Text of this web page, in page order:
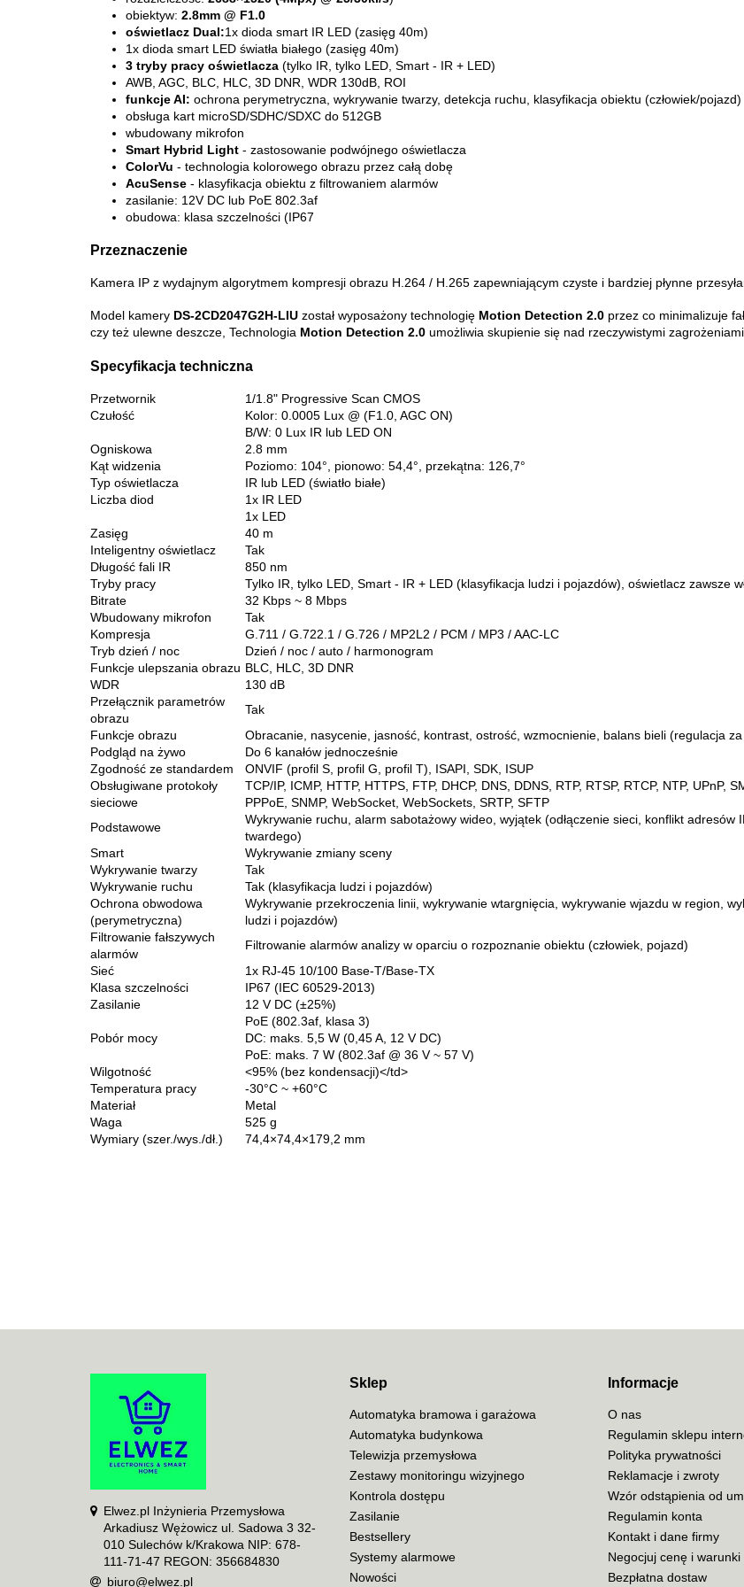
obiektyw: 2.8mm @ F1.0
oświetlacz Dual:1x dioda smart IR LED (zasięg 40m)
1x dioda smart LED światła białego (zasięg 40m)
3 tryby pracy oświetlacza (tylko IR, tylko LED, Smart - IR + LED)
AWB, AGC, BLC, HLC, 3D DNR, WDR 130dB, ROI
funkcje AI: ochrona perymetryczna, wykrywanie twarzy, detekcja ruchu, klasyfikacja obiektu (człowiek/pojazd)
obsługa kart microSD/SDHC/SDXC do 512GB
wbudowany mikrofon
Smart Hybrid Light - zastosowanie podwójnego oświetlacza
ColorVu - technologia kolorowego obrazu przez całą dobę
AcuSense - klasyfikacja obiektu z filtrowaniem alarmów
zasilanie: 12V DC lub PoE 802.3af
obudowa: klasa szczelności (IP67
Przeznaczenie
Kamera IP z wydajnym algorytmem kompresji obrazu H.264 / H.265 zapewniającym czyste i bardziej płynne
Model kamery DS-2CD2047G2H-LIU został wyposażony technologię Motion Detection 2.0 przez co minimalizuje
czy też ulewne deszcze, Technologia Motion Detection 2.0 umożliwia skupienie się nad rzeczywistymi
Specyfikacja techniczna
Przetwornik
1/1.8" Progressive Scan CMOS
Czułość
Kolor: 0.0005 Lux @ (F1.0, AGC ON)
B/W: 0 Lux IR lub LED ON
Ogniskowa
2.8 mm
Kąt widzenia
Poziomo: 104°, pionowo: 54,4°, przekątna: 126,7°
Typ oświetlacza
IR lub LED (światło białe)
Liczba diod
1x IR LED
1x LED
Zasięg
40 m
Inteligentny oświetlacz
Tak
Długość fali IR
850 nm
Tryby pracy
Tylko IR, tylko LED, Smart - IR + LED (klasyfikacja ludzi i pojazdów), oświetlacz zawsze
Bitrate
32 Kbps ~ 8 Mbps
Wbudowany mikrofon
Tak
Kompresja
G.711 / G.722.1 / G.726 / MP2L2 / PCM / MP3 / AAC-LC
Tryb dzień / noc
Dzień / noc / auto / harmonogram
Funkcje ulepszania obrazu BLC, HLC, 3D DNR
WDR
130 dB
Przełącznik parametrów
obrazu
Tak
Funkcje obrazu
Obracanie, nasycenie, jasność, kontrast, ostrość, wzmocnienie, balans bieli (regulacja
Podgląd na żywo
Do 6 kanałów jednocześnie
Zgodność ze standardem
ONVIF (profil S, profil G, profil T), ISAPI, SDK, ISUP
Obsługiwane protokoły
sieciowe
TCP/IP, ICMP, HTTP, HTTPS, FTP, DHCP, DNS, DDNS, RTP, RTSP, RTCP, NTP, UPnP,
PPPoE, SNMP, WebSocket, WebSockets, SRTP, SFTP
Podstawowe
Wykrywanie ruchu, alarm sabotażowy wideo, wyjątek (odłączenie sieci, konflikt adresów
twardego)
Smart
Wykrywanie zmiany sceny
Wykrywanie twarzy
Tak
Wykrywanie ruchu
Tak (klasyfikacja ludzi i pojazdów)
Ochrona obwodowa
(perymetryczna)
Wykrywanie przekroczenia linii, wykrywanie wtargnięcia, wykrywanie wjazdu w region,
ludzi i pojazdów)
Filtrowanie fałszywych
alarmów
Filtrowanie alarmów analizy w oparciu o rozpoznanie obiektu (człowiek, pojazd)
Sieć
1x RJ-45 10/100 Base-T/Base-TX
Klasa szczelności
IP67 (IEC 60529-2013)
Zasilanie
12 V DC (±25%)
PoE (802.3af, klasa 3)
Pobór mocy
DC: maks. 5,5 W (0,45 A, 12 V DC)
PoE: maks. 7 W (802.3af @ 36 V ~ 57 V)
Wilgotność
<95% (bez kondensacji)</td>
Temperatura pracy
-30°C ~ +60°C
Materiał
Metal
Waga
525 g
Wymiary (szer./wys./dł.)
74,4×74,4×179,2 mm
ADATA
AISKO
Elwez.pl Inżynieria Przemysłowa
Arkadiusz Wężowicz ul. Sadowa 3 32-
010 Sulechów k/Krakowa NIP: 678-
111-71-47 REGON: 356684830
biuro@elwez.pl
Sklep
Automatyka bramowa i garażowa
Automatyka budynkowa
Telewizja przemysłowa
Zestawy monitoringu wizyjnego
Kontrola dostępu
Zasilanie
Bestsellery
Systemy alarmowe
Nowości
Informacje
O nas
Regulamin sklepu
Polityka prywatności
Reklamacje i zwroty
Wzór odstąpienia od
Regulamin konta
Kontakt i dane firmy
Negocjuj cenę i warunki
Bezpłatna dostaw